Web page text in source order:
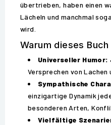
übertrieben, haben einen
Lächeln und manchmal
wird.
Warum dieses Buch
Universeller Humor:
Versprechen von Lachen
Sympathische
einzigartige Dynamik
besonderen Arten,
Vielfältige